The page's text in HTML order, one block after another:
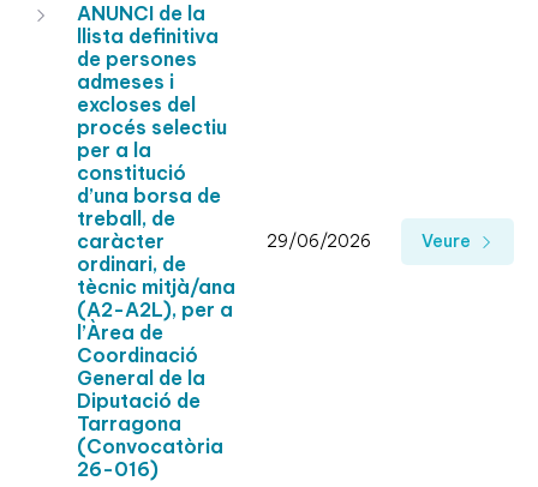
ANUNCI de la
llista definitiva
de persones
admeses i
excloses del
procés selectiu
per a la
constitució
d’una borsa de
treball, de
caràcter
ordinari, de
tècnic mitjà/ana
(A2-A2L), per a
l’Àrea de
Coordinació
General de la
Diputació de
Tarragona
(Convocatòria
26-016)
29/06/2026 Veure